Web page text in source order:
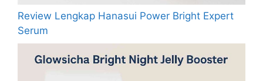
Review Lengkap Hanasui Power Bright Expert
Serum